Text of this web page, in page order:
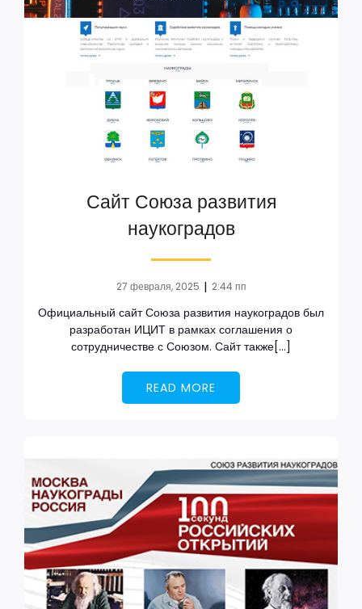
Сайт Союза развития
наукоградов
27 февраля, 2025 | 2:44 пп
Официальный сайт Союза развития наукоградов был
разработан ИЦИТ в рамках соглашения о
сотрудничестве с Союзом. Сайт также[…]
READ MORE